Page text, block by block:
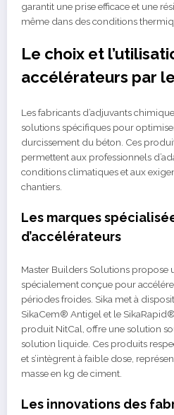
garantit une prise efficace et une
même dans des conditions
Le choix et
accélérateurs par
Les fabricants d’adjuvants
solutions spécifiques pour
durcissement du béton. Ces
permettent aux professionnels
conditions climatiques et aux
chantiers.
Les marques
d’accélérateurs
Master Builders Solutions propose
spécialement conçue pour
périodes froides. Sika met à
SikaCem® Antigel et le
produit NitCal, offre une solution
solution liquide. Ces produits
et s’intègrent à faible dose,
masse en kg de ciment.
Les innovations des